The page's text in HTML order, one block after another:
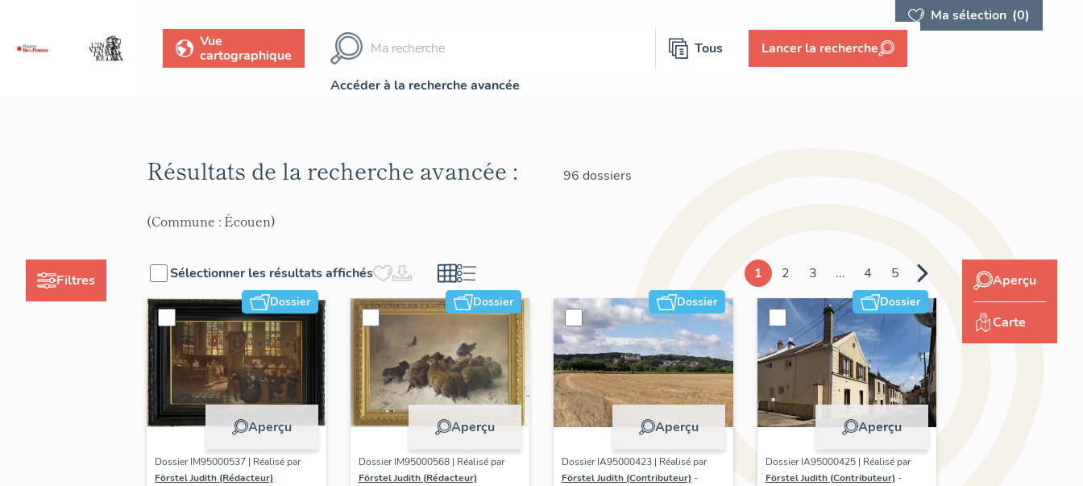
Ma sélection (0)
Vue
cartographique
Tous Lancer la recherche
Accéder à la recherche avancée
Filtres
Résultats de la recherche avancée : 96 dossiers
(Commune : Écouen)
Sélectionner les résultats affichés 1 2 3 ... 4 5
Dossier
Aperçu
Dossier IM95000537 | Réalisé par
Förstel Judith (Rédacteur)
Dossier
Aperçu
Dossier IM95000568 | Réalisé par
Förstel Judith (Rédacteur)
Dossier
Aperçu
Dossier IA95000423 | Réalisé par
Förstel Judith (Contributeur) -
Dossier
Aperçu
Dossier IA95000425 | Réalisé par
Förstel Judith (Contributeur) -
Aperçu
Carte